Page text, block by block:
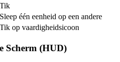
Tik
Sleep één eenheid op een andere
Tik op vaardigheidsicoon
Scherm (HUD)